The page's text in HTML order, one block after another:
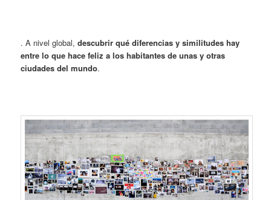
. A nivel global,descubrir qué diferencias y similitudes hay
entre lo que hace feliz a los habitantes de unas y otras
ciudades del mundo.